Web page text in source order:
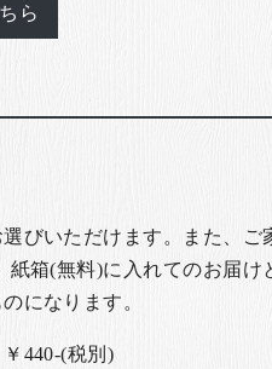
ら
びいただけます。また、ご
箱(無料)に入れてのお届
になります。
440-(税別)